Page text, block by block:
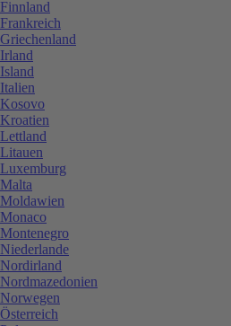
Finnland
Frankreich
Griechenland
Irland
Island
Italien
Kosovo
Kroatien
Lettland
Litauen
Luxemburg
Malta
Moldawien
Monaco
Montenegro
Niederlande
Nordirland
Nordmazedonien
Norwegen
Österreich